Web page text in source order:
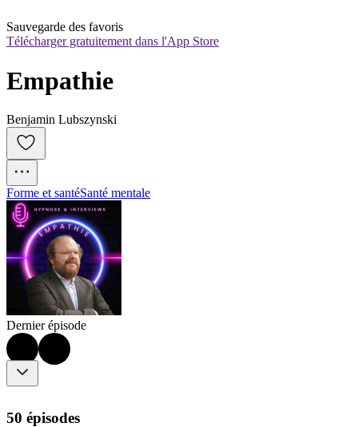
Sauvegarde des favoris
Télécharger gratuitement dans l'App Store
Empathie
Benjamin Lubszynski
Forme et santéSanté mentale
Dernier épisode
50 épisodes